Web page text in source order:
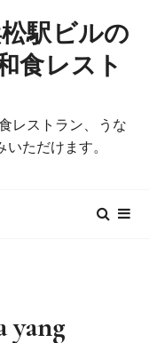
駅ビルの
食レスト
レストラン、うな
ただけます。
yang